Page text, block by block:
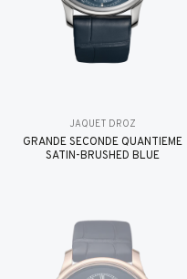
JAQUET DROZ
GRANDE SECONDE QUANTIÈME
SATIN-BRUSHED BLUE